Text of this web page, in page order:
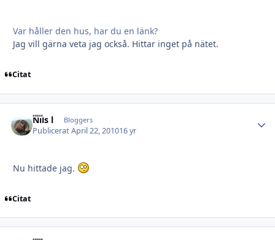
Var håller den hus, har du en länk?
Jag vill gärna veta jag också. Hittar inget på nätet.
Citat
Nils l Bloggers
PubliceratApril 22, 201016 yr
Nu hittade jag.
Citat